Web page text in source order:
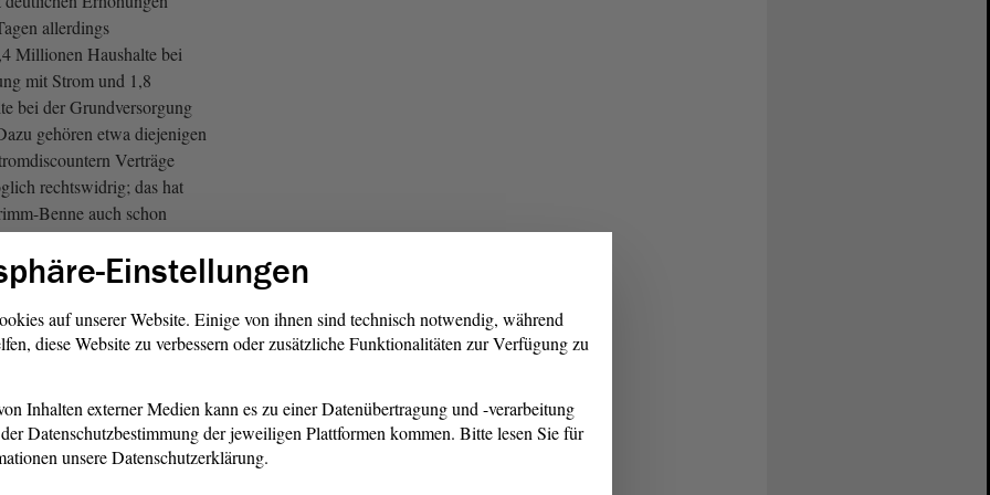
allerdings
Millionen Haushalte bei
mit Strom und 1,8
bei der Grundversorgung
gehören etwa diejenigen
Verträge
rechtswidrig; das hat
Benne auch schon
worden sind und die nun
in die deutlich
rutschen.
wird zurzeit darüber
und
gänzlich zu verbieten.
skeptisch, weil eine
an Neukunden gerade
Einstellungen
auf unserer Website. Einige von ihnen sind technisch notwendig, während
diese Website zu verbessern oder zusätzliche Funktionalitäten zur Verfügung zu
Inhalten externer Medien kann es zu einer Datenübertragung und -verarbeitung
Datenschutzbestimmung der jeweiligen Plattformen kommen. Bitte lesen Sie für
unsere Datenschutzerklärung.